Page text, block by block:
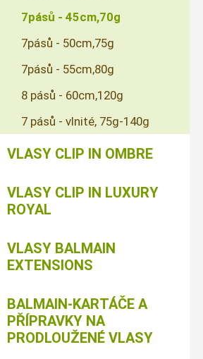
7pásů - 45cm,70g
7pásů - 50cm,75g
7pásů - 55cm,80g
8 pásů - 60cm,120g
7 pásů - vlnité, 75g-140g
VLASY CLIP IN OMBRE
VLASY CLIP IN LUXURY
ROYAL
VLASY BALMAIN
EXTENSIONS
BALMAIN-KARTÁČE A
PŘÍPRAVKY NA
PRODLOUŽENÉ VLASY